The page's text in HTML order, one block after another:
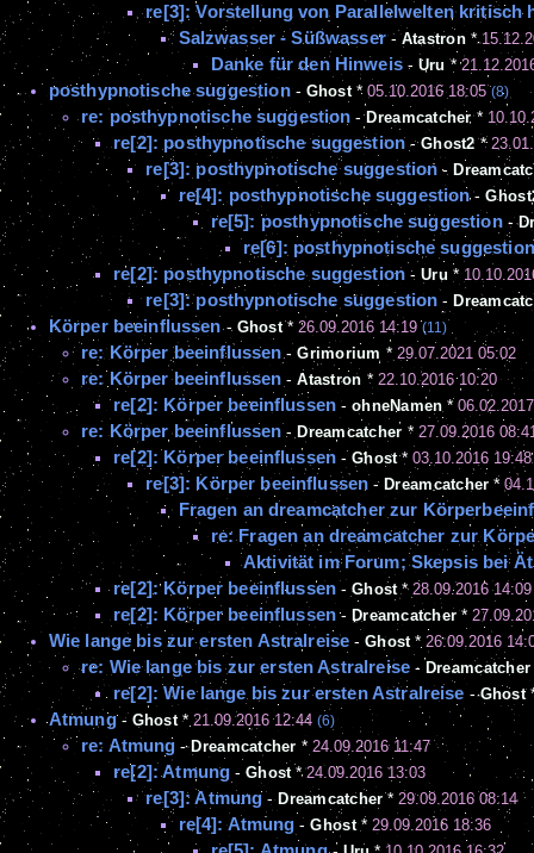
re[3]: Vorstellung von Parallelwelten kritisch
Salzwasser - Süßwasser-Atastron*
Danke für den Hinweis- Uru *
posthypnotische suggestion- Ghost* 05.10.2016 18:05 (8)
re: posthypnotische suggestion - Dreamcatcher*
re[2]: posthypnotische suggestion -Ghost2 *
re[3]: posthypnotische suggestion -
re[4]: posthypnotische suggestion-
re[5]: posthypnotische suggestion-
re[6]: posthypnotische suggestion
re[2]: posthypnotische suggestion -Uru *
re[3]: posthypnotische suggestion -
Körper beeinflussen- Ghost* 26.09.2016 14:19 (11)
re: Körper beeinflussen-Grimorium * 29.07.2021 05:02
re: Körper beeinflussen -Atastron * 22.10.2016 10:20
re[2]: Körper beeinflussen -ohneNamen *
re: Körper beeinflussen - Dreamcatcher * 27.09.2016
re[2]: Körper beeinflussen -Ghost*03.10.2016 19:48
re[3]: Körper beeinflussen - Dreamcatcher *
Fragen an dreamcatcher zur
re: Fragen an dreamcatcher zur
Aktivität im Forum; Skepsis bei
re[2]: Körper beeinflussen -Ghost*28.09.2016 14:09
re[2]: Körper beeinflussen - Dreamcatcher*
Wie lange bis zur ersten Astralreise -Ghost*26.09.2016
re: Wie lange bis zur ersten Astralreise- Dreamcatcher
re[2]: Wie lange bis zur ersten Astralreise -Ghost
Atmung- Ghost* 21.09.2016 12:44 (6)
re: Atmung - Dreamcatcher * 24.09.2016 11:47
re[2]: Atmung -Ghost*24.09.2016 13:03
re[3]: Atmung - Dreamcatcher*29.09.2016 08:14
re[4]: Atmung -Ghost* 29.09.2016 18:36